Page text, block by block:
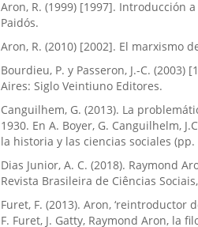
Aron, R. (1999) [1997]. Introducción
Paidós.
Aron, R. (2010) [2002]. El marxismo
Bourdieu, P. y Passeron, J.-C.
Aires: Siglo Veintiuno Editores.
Canguilhem, G. (2013). La
1930. En A. Boyer, G. Canguilhelm,
la historia y las ciencias sociales
Dias Junior, A. C. (2018). Raymond
Revista Brasileira de Ciências
Furet, F. (2013). Aron, ‘reintroductor
F. Furet, J. Gatty, Raymond Aron, la